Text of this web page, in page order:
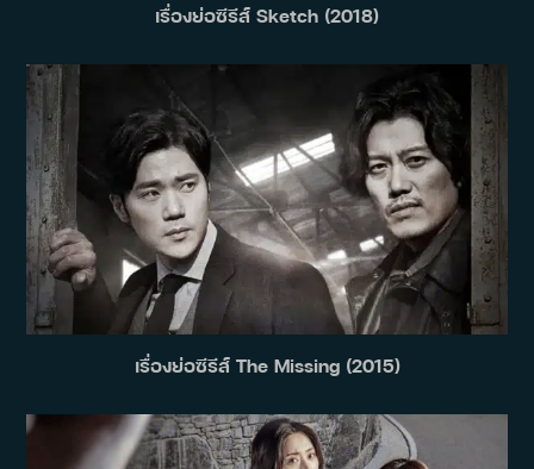
เรื่องย่อซีรีส์ Sketch (2018)
เรื่องย่อซีรีส์ The Missing (2015)